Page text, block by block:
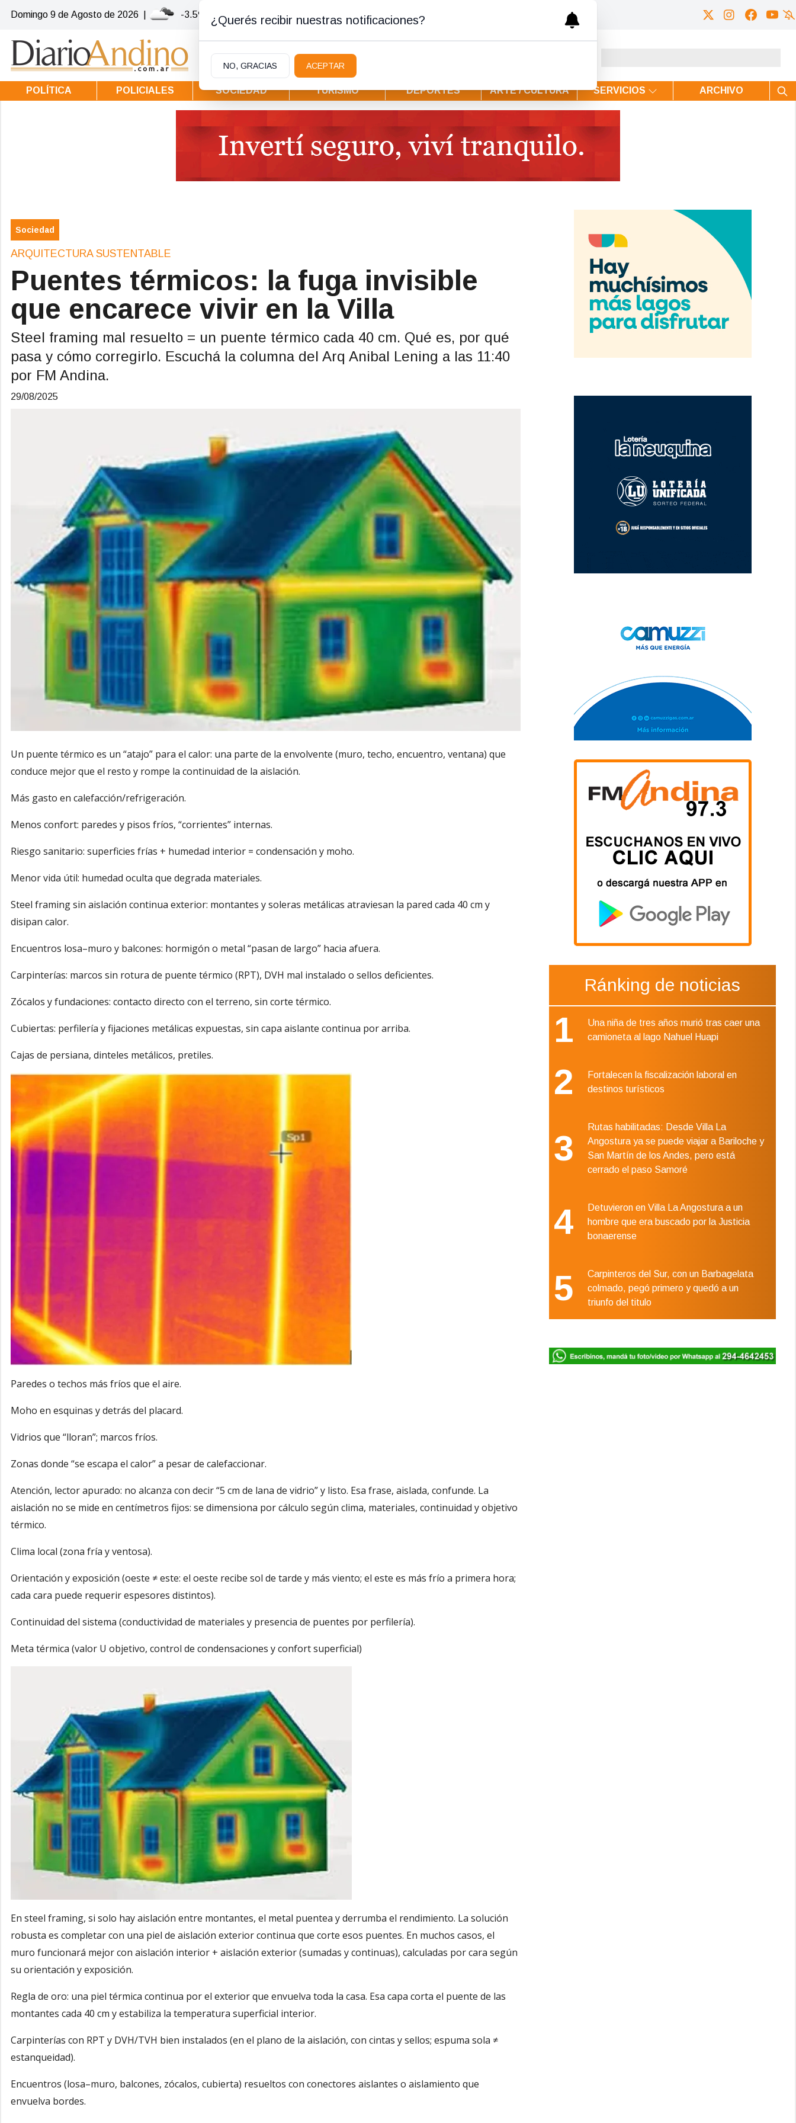
Domingo 9 de Agosto de 2026 -3.5ºc | Villa la Angostura
POLÍTICA POLICIALES SOCIEDAD TURISMO DEPORTES ARTE / CULTURA SERVICIOS ARCHIVO
Sociedad
ARQUITECTURA SUSTENTABLE
Puentes térmicos: la fuga invisible
que encarece vivir en la Villa
Steel framing mal resuelto = un puente térmico cada 40 cm. Qué es, por qué
pasa y cómo corregirlo. Escuchá la columna del Arq Anibal Lening a las 11:40
por FM Andina.
29/08/2025
Un puente térmico es un “atajo” para el calor: una parte de la envolvente (muro, techo, encuentro, ventana) que
conduce mejor que el resto y rompe la continuidad de la aislación.
Más gasto en calefacción/refrigeración.
Menos confort: paredes y pisos fríos, “corrientes” internas.
Riesgo sanitario: superficies frías + humedad interior = condensación y moho.
Menor vida útil: humedad oculta que degrada materiales.
Steel framing sin aislación continua exterior: montantes y soleras metálicas atraviesan la pared cada 40 cm y
disipan calor.
Encuentros losa–muro y balcones: hormigón o metal “pasan de largo” hacia afuera.
Carpinterías: marcos sin rotura de puente térmico (RPT), DVH mal instalado o sellos deficientes.
Zócalos y fundaciones: contacto directo con el terreno, sin corte térmico.
Cubiertas: perfilería y fijaciones metálicas expuestas, sin capa aislante continua por arriba.
Cajas de persiana, dinteles metálicos, pretiles.
Paredes o techos más fríos que el aire.
Moho en esquinas y detrás del placard.
Vidrios que “lloran”; marcos fríos.
Zonas donde “se escapa el calor” a pesar de calefaccionar.
Atención, lector apurado: no alcanza con decir “5 cm de lana de vidrio” y listo. Esa frase, aislada, confunde. La
aislación no se mide en centímetros fijos: se dimensiona por cálculo según clima, materiales, continuidad y objetivo
térmico.
Clima local (zona fría y ventosa).
Orientación y exposición (oeste ≠ este: el oeste recibe sol de tarde y más viento; el este es más frío a primera hora;
cada cara puede requerir espesores distintos).
Continuidad del sistema (conductividad de materiales y presencia de puentes por perfilería).
Meta térmica (valor U objetivo, control de condensaciones y confort superficial)
En steel framing, si solo hay aislación entre montantes, el metal puentea y derrumba el rendimiento. La solución
robusta es completar con una piel de aislación exterior continua que corte esos puentes. En muchos casos, el
muro funcionará mejor con aislación interior + aislación exterior (sumadas y continuas), calculadas por cara según
su orientación y exposición.
Regla de oro: una piel térmica continua por el exterior que envuelva toda la casa. Esa capa corta el puente de las
montantes cada 40 cm y estabiliza la temperatura superficial interior.
Carpinterías con RPT y DVH/TVH bien instalados (en el plano de la aislación, con cintas y sellos; espuma sola ≠
estanqueidad).
Encuentros (losa–muro, balcones, zócalos, cubierta) resueltos con conectores aislantes o aislamiento que
envuelva bordes.
Ránking de noticias
1
Una niña de tres años murió tras caer una
camioneta al lago Nahuel Huapi
2
Fortalecen la fiscalización laboral en
destinos turísticos
3
Rutas habilitadas: Desde Villa La
Angostura ya se puede viajar a Bariloche y
San Martín de los Andes, pero está
cerrado el paso Samoré
4
Detuvieron en Villa La Angostura a un
hombre que era buscado por la Justicia
bonaerense
5
Carpinteros del Sur, con un Barbagelata
colmado, pegó primero y quedó a un
triunfo del titulo
¿Querés recibir nuestras notificaciones?
NO, GRACIAS ACEPTAR